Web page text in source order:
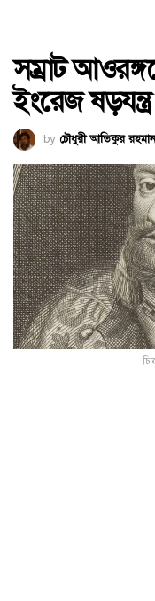
সম্রাট
ইংরেজ ষড়যন্ত্র
by চৌধুরী আতিকুর রহমান